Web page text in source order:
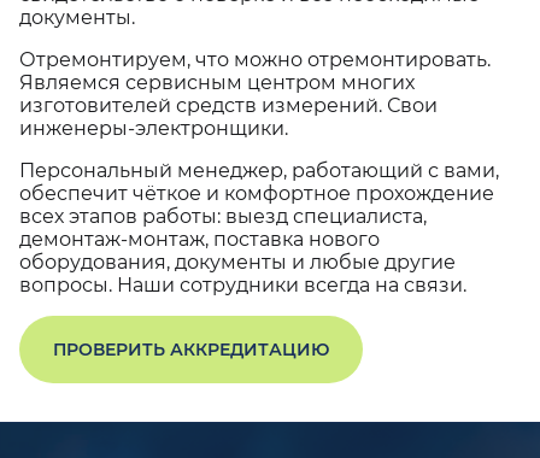
документы.
Отремонтируем, что можно отремонтировать.
Являемся сервисным центром многих
изготовителей средств измерений. Свои
инженеры-электронщики.
Персональный менеджер, работающий с вами,
обеспечит чёткое и комфортное прохождение
всех этапов работы: выезд специалиста,
демонтаж-монтаж, поставка нового
оборудования, документы и любые другие
вопросы. Наши сотрудники всегда на связи.
ПРОВЕРИТЬ АККРЕДИТАЦИЮ